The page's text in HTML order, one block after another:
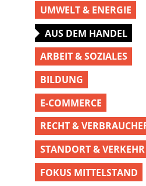
UMWELT & ENERGIE
AUS DEM HANDEL
ARBEIT & SOZIALES
BILDUNG
E-COMMERCE
RECHT &
STANDORT & VERKEHR
FOKUS MITTELSTAND